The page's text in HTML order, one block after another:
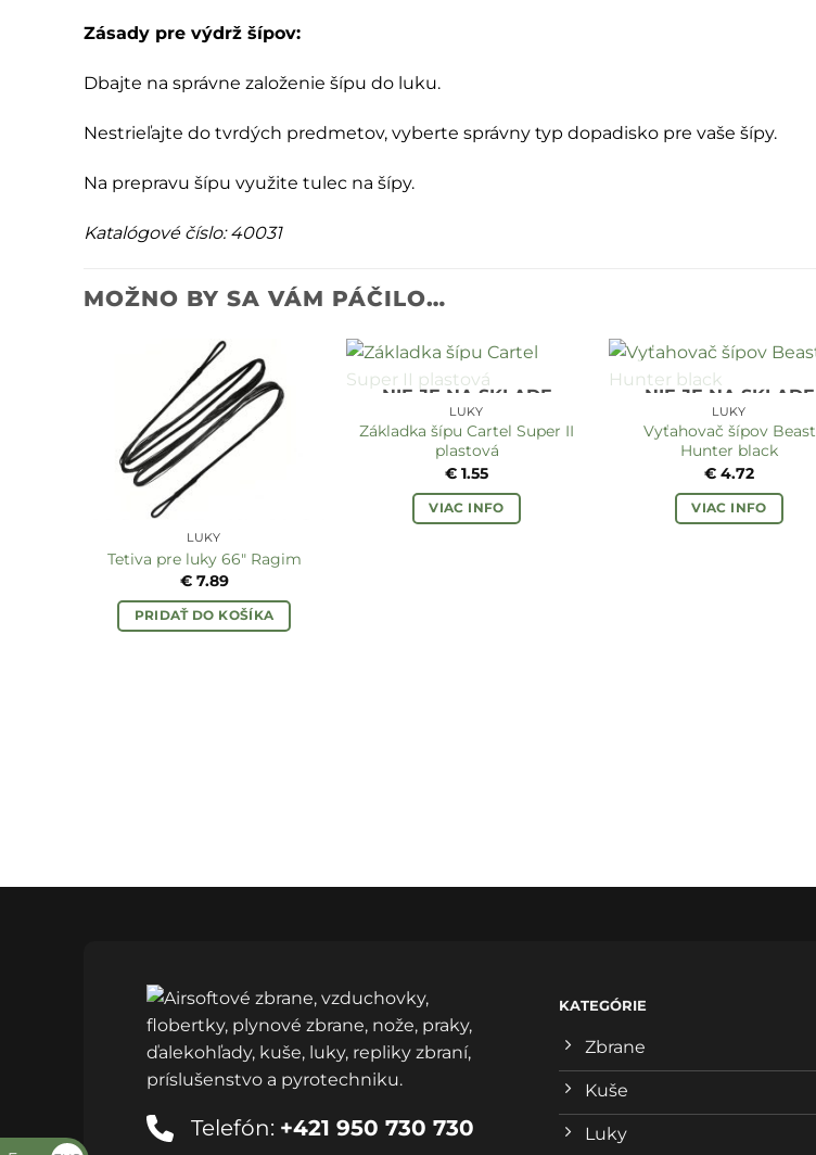
Zásady pre výdrž šípov:
Dbajte na správne založenie šípu do luku.
Nestrieľajte do tvrdých predmetov, vyberte správny typ dopadisko pre vaše šípy.
Na prepravu šípu využite tulec na šípy.
Katalógové číslo: 40031
MOŽNO BY SA VÁM PÁČILO…
LUKY
Tetiva pre luky 66″ Ragim
€7.89
PRIDAŤ DO KOŠÍKA
NIE JE NA SKLADE
LUKY
Základka šípu Cartel Super II
plastová
€ 1.55
VIAC INFO
NIE JE NA SKLADE
LUKY
Vyťahovač šípov Beast
Hunter black
€ 4.72
VIAC INFO
Telefón: +421 950 730 730
KATEGÓRIE
Zbrane
Kuše
Luky